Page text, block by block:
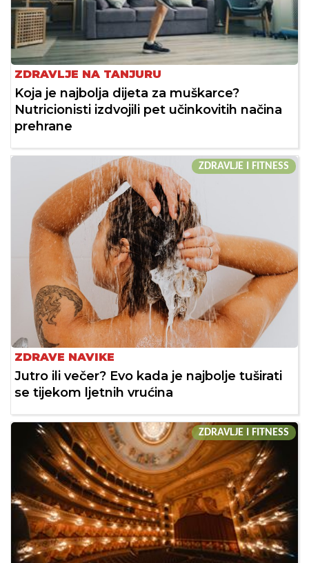
ZDRAVLJE NA TANJURU
Koja je najbolja dijeta za muškarce?
Nutricionisti izdvojili pet učinkovitih načina
prehrane
ZDRAVLJE I FITNESS
ZDRAVE NAVIKE
Jutro ili večer? Evo kada je najbolje tuširati
se tijekom ljetnih vrućina
ZDRAVLJE I FITNESS